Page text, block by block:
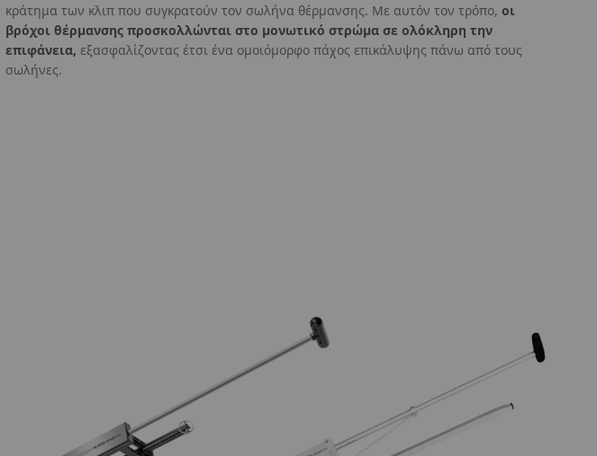
κράτημα των κλιπ που συγκρατούν τον σωλήνα θέρμανσης. Με αυτόν τον τρόπο, οι
βρόχοι θέρμανσης προσκολλώνται στο μονωτικό στρώμα σε ολόκληρη την
επιφάνεια, εξασφαλίζοντας έτσι ένα ομοιόμορφο πάχος επικάλυψης πάνω από τους
σωλήνες.